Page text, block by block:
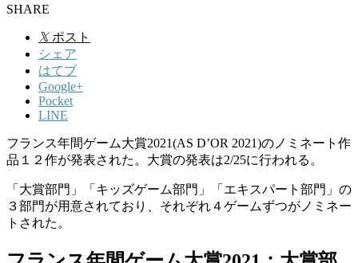
SHARE
𝕏 ポスト
シェア
はてブ
Google+
Pocket
LINE
フランス年間ゲーム大賞2021(AS D’OR 2021)のノミネート作
品１２作が発表された。大賞の発表は2/25に行われる。
「大賞部門」「キッズゲーム部門」「エキスパート部門」の
３部門が用意されており、それぞれ４ゲームずつがノミネー
トされた。